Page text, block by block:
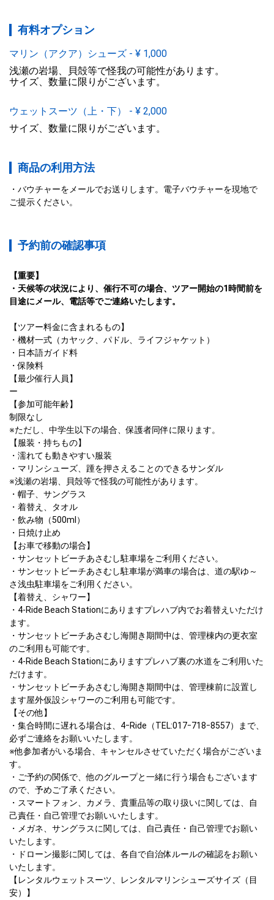
有料オプション
マリン（アクア）シューズ - ¥ 1,000
浅瀬の岩場、貝殻等で怪我の可能性があります。
サイズ、数量に限りがございます。
ウェットスーツ（上・下） - ¥ 2,000
サイズ、数量に限りがございます。
商品の利用方法
バウチャーをメールでお送りします。電子バウチャーを現地で
ご提示ください。
予約前の確認事項
【重要】
・天候等の状況により、催行不可の場合、ツアー開始の1時間前を
目途にメール、電話等でご連絡いたします。
【ツアー料金に含まれるもの】
・機材一式（カヤック、パドル、ライフジャケット）
・日本語ガイド料
・保険料
【最少催行人員】
ー
【参加可能年齢】
制限なし
※ただし、中学生以下の場合、保護者同伴に限ります。
【服装・持ちもの】
・濡れても動きやすい服装
・マリンシューズ、踵を押さえることのできるサンダル
※浅瀬の岩場、貝殻等で怪我の可能性があります。
・帽子、サングラス
・着替え、タオル
・飲み物（500ml）
・日焼け止め
【お車で移動の場合】
・サンセットビーチあさむし駐車場をご利用ください。
・サンセットビーチあさむし駐車場が満車の場合は、道の駅ゆ～
さ浅虫駐車場をご利用ください。
【着替え、シャワー】
・4-Ride Beach Stationにありますプレハブ内でお着替えいただけ
ます。
・サンセットビーチあさむし海開き期間中は、管理棟内の更衣室
のご利用も可能です。
・4-Ride Beach Stationにありますプレハブ裏の水道をご利用いた
だけます。
・サンセットビーチあさむし海開き期間中は、管理棟前に設置し
ます屋外仮設シャワーのご利用も可能です。
【その他】
・集合時間に遅れる場合は、4ｰRide（TEL:017ｰ718ｰ8557）まで、
必ずご連絡をお願いいたします。
※他参加者がいる場合、キャンセルさせていただく場合がございま
す。
・ご予約の関係で、他のグループと一緒に行う場合もございます
ので、予めご了承ください。
・スマートフォン、カメラ、貴重品等の取り扱いに関しては、自
己責任・自己管理でお願いいたします。
・メガネ、サングラスに関しては、自己責任・自己管理でお願い
いたします。
・ドローン撮影に関しては、各自で自治体ルールの確認をお願い
いたします。
【レンタルウェットスーツ、レンタルマリンシューズサイズ（目
安）】